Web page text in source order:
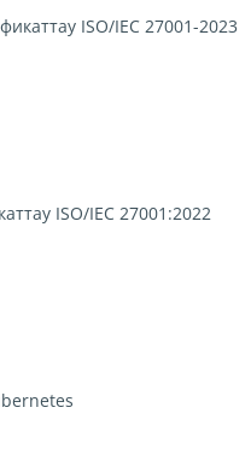
ISO/IEC 27001-2023
ISO/IEC 27001:2022